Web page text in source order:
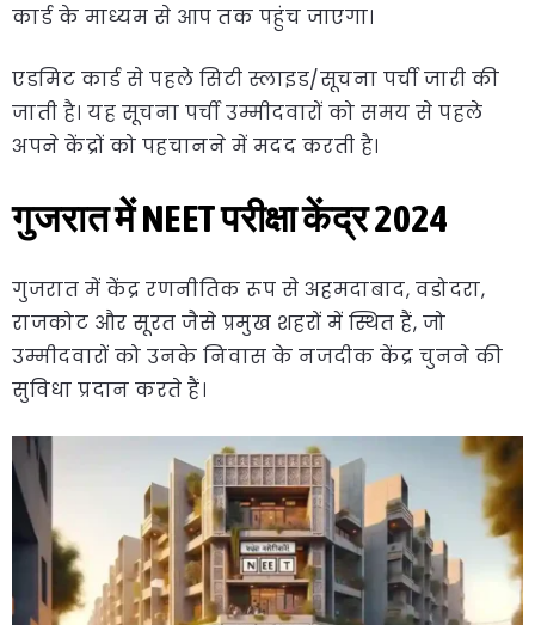
कार्ड के माध्यम से आप तक पहुंच जाएगा।
एडमिट कार्ड से पहले सिटी स्लाइड/सूचना पर्ची जारी की
जाती है। यह सूचना पर्ची उम्मीदवारों को समय से पहले
अपने केंद्रों को पहचानने में मदद करती है।
गुजरात में NEET परीक्षा केंद्र 2024
गुजरात में केंद्र रणनीतिक रूप से अहमदाबाद, वडोदरा,
राजकोट और सूरत जैसे प्रमुख शहरों में स्थित हैं, जो
उम्मीदवारों को उनके निवास के नजदीक केंद्र चुनने की
सुविधा प्रदान करते हैं।